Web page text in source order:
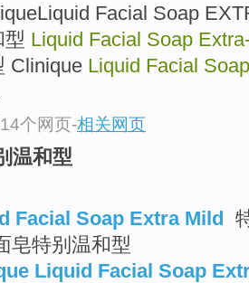
Facial Soap
型 Liquid Facial Soap
Clinique Liquid Facial
个网页-相关网页
温和型
Facial Soap Extra Mild
皂特别温和型
Liquid Facial Soap